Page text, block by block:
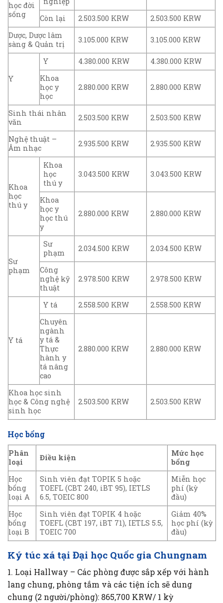
học đời
sống
Còn lại
2.503.500 KRW
2.503.500 KRW
Dược, Dược lâm
sàng & Quản trị
3.105.000 KRW 3.105.000 KRW
Y
Y 4.380.000 KRW
4.380.000 KRW
Khoa
học y
học
2.880.000 KRW 2.880.000 KRW
Sinh thái nhân
văn
2.503.500 KRW 2.503.500 KRW
Nghệ thuật –
Âm nhạc
2.935.500 KRW 2.935.500 KRW
Khoa
học
thú y
Khoa
học
thú y
3.043.500 KRW 3.043.500 KRW
Khoa
học y
học thú
y
2.880.000 KRW 2.880.000 KRW
Sư
phạm
Sư
phạm
2.034.500 KRW 2.034.500 KRW
Công
nghệ kỹ
thuật
2.978.500 KRW 2.978.500 KRW
Y tá
Y tá 2.558.500 KRW
2.558.500 KRW
Chuyên
ngành
y tá &
Thực
hành y
tá nâng
cao
2.880.000 KRW 2.880.000 KRW
Khoa học sinh
học & Công nghệ
sinh học
2.503.500 KRW 2.503.500 KRW
Học bổng
Phân
loại
Điều kiện
Mức học
bổng
Học
bổng
loại A
Sinh viên đạt TOPIK 5 hoặc
TOEFL (CBT 240, iBT 95), IETLS
6.5, TOEIC 800
Miễn học
phí (kỳ
đầu)
Học
bổng
loại B
Sinh viên đạt TOPIK 4 hoặc
TOEFL (CBT 197, iBT 71), IETLS 5.5,
TOEIC 700
Giảm 40%
học phí (kỳ
đầu)
Ký túc xá tại Đại học Quốc gia Chungnam
1. Loại Hallway – Các phòng được sắp xếp với hành
lang chung, phòng tắm và các tiện ích sẽ dung
chung (2 người/phòng): 865,700 KRW/ 1 kỳ